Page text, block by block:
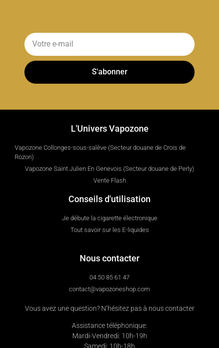
S'abonner
L'Univers Vapozone
Vapozone Collonges-sous-salève (Secteur douane de Crois de
Rozon)
Vapozone Saint Julien En Genevois (Secteur douane de Perly)
Vente Flash
Conseils d'utilisation
Je débute la cigarette électronique
Tout savoir sur les E-liquides
Nous contacter
04 50 85 61 47
contact@vapozoneshop.com
Vous avez une question? N’hésitez pas à nous contacter
Assistance téléphonique:
Mardi-Vendredi: 10h-19h
Samedi: 10h-18h